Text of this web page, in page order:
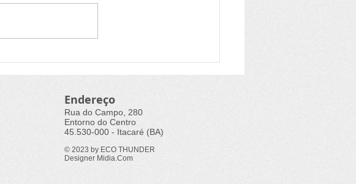
orienta sobre iluminação
Endereço
Rua do Campo, 280
Entorno do Centro
45.530-000 - Itacaré (BA)
© 2023 by ECO THUNDER
Designer Midia.Com